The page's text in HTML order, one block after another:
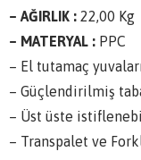
– AĞIRLIK : 22,00 Kg
– MATERYAL : PPC
– El tutamaç
– Güçlendirilmiş
– Üst üste
– Transpalet ve